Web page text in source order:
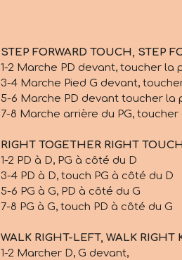
STEP FORWARD TOUCH, STEP
1-2 Marche PD devant, toucher la
3-4 Marche Pied G devant,
5-6 Marche PD devant toucher la
7-8 Marche arrière du PG,
RIGHT TOGETHER RIGHT
1-2 PD à D, PG à côté du D
3-4 PD à D, touch PG à côté du D
5-6 PG à G, PD à côté du G
7-8 PG à G, touch PD à côté du G
WALK RIGHT-LEFT, WALK
1-2 Marcher D, G devant,